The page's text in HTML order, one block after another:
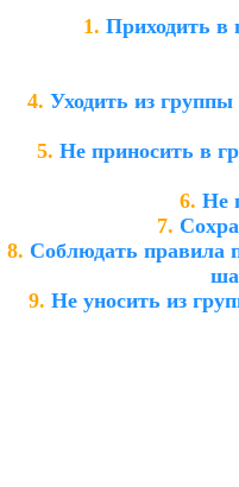
1. Приходить в
4. Уходить из
5. Не приносить в
6. Не
7.
8. Соблюдать правила
9. Не уносить из